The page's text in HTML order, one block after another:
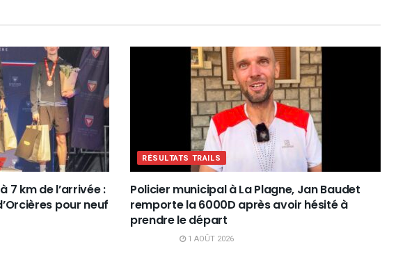
7 km de l’arrivée :
pour neuf
RÉSULTATS TRAILS
Policier municipal à La Plagne, Jan Baudet
remporte la 6000D après avoir hésité à
prendre le départ
1 AOÛT 2026